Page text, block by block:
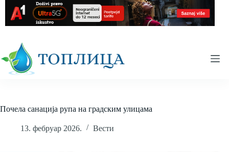
content
Почела санација рупа на градским улицама
13. фебруар 2026. Вести